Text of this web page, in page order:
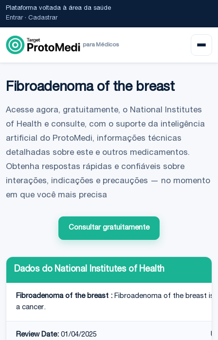
Plataforma voltada à área da saúde
Entrar· Cadastrar
para Médicos
Fibroadenoma of the breast
Acesse agora, gratuitamente, o National Institutes
of Health e consulte, com o suporte da inteligência
artificial do ProtoMedi, informações técnicas
detalhadas sobre este e outros medicamentos.
Obtenha respostas rápidas e confiáveis sobre
interações, indicações e precauções — no momento
em que você mais precisa
Consultar gratuitamente
Dados do National Institutes of Health
Fibroadenoma of the breast : Fibroadenoma of the breast is
a cancer.
Review Date: 01/04/2025